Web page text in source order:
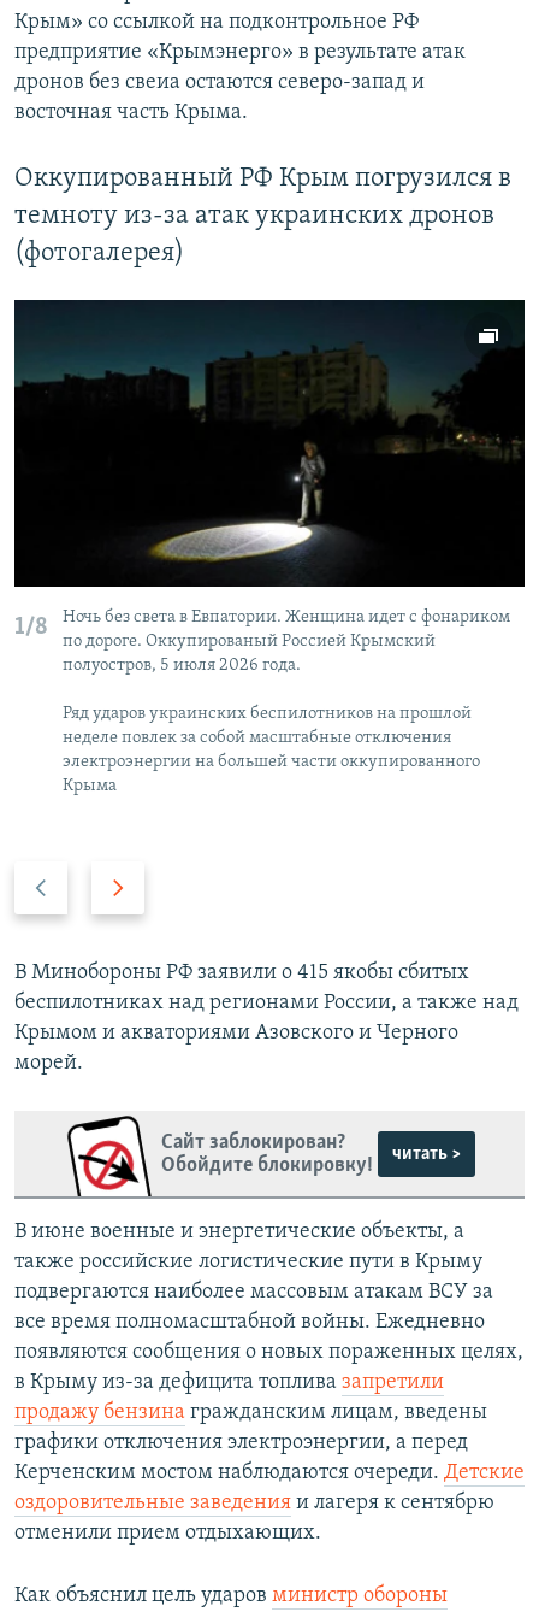
Крым» со ссылкой на подконтрольное РФ
предприятие «Крымэнерго» в результате атак
дронов без свеиа остаются северо-запад и
восточная часть Крыма.
Оккупированный РФ Крым погрузился в
темноту из-за атак украинских дронов
(фотогалерея)
1/8
Ночь без света в Евпатории. Женщина идет с фонариком
по дороге. Оккупированый Россией Крымский
полуостров, 5 июля 2026 года.
Ряд ударов украинских беспилотников на прошлой
неделе повлек за собой масштабные отключения
электроэнергии на большей части оккупированного
Крыма
д
ы
д
у
а
й
д
д
у
ю
й
с
л
й
д
В Минобороны РФ заявили о 415 якобы сбитых
беспилотниках над регионами России, а также над
Крымом и акваториями Азовского и Черного
морей.
Сайт заблокирован?
Обойдите блокировку!
читать >
В июне военные и энергетические объекты, а
также российские логистические пути в Крыму
подвергаются наиболее массовым атакам ВСУ за
все время полномасштабной войны. Ежедневно
появляются сообщения о новых пораженных целях,
в Крыму из-за дефицита топлива запретили
продажу бензина гражданским лицам, введены
графики отключения электроэнергии, а перед
Керченским мостом наблюдаются очереди. Детские
оздоровительные заведения и лагеря к сентябрю
отменили прием отдыхающих.
Как объяснил цель ударов министр обороны